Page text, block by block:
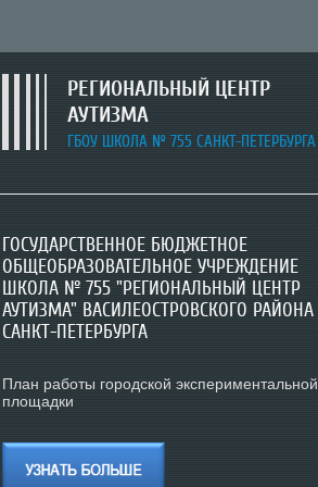
РЕГИОНАЛЬНЫЙ ЦЕНТР
АУТИЗМА
ГБОУ ШКОЛА № 755 САНКТ-ПЕТЕРБУРГА
ГОСУДАРСТВЕННОЕ БЮДЖЕТНОЕ
ОБЩЕОБРАЗОВАТЕЛЬНОЕ УЧРЕЖДЕНИЕ
ШКОЛА № 755 "РЕГИОНАЛЬНЫЙ ЦЕНТР
АУТИЗМА" ВАСИЛЕОСТРОВСКОГО РАЙОНА
САНКТ-ПЕТЕРБУРГА
Зачисление в учреждение
ГОСУДАРСТВЕННОЕ БЮДЖЕТНОЕ
ОБЩЕОБРАЗОВАТЕЛЬНОЕ УЧРЕЖДЕНИЕ
ШКОЛА № 755 "РЕГИОНАЛЬНЫЙ ЦЕНТР
АУТИЗМА" ВАСИЛЕОСТРОВСКОГО РАЙОНА
САНКТ-ПЕТЕРБУРГА
План работы городской экспериментальной
площадки
ГОСУДАРСТВЕННОЕ БЮДЖЕТНОЕ
ОБЩЕОБРАЗОВАТЕЛЬНОЕ УЧРЕЖДЕНИЕ
ШКОЛА № 755 "РЕГИОНАЛЬНЫЙ ЦЕНТР
АУТИЗМА" ВАСИЛЕОСТРОВСКОГО РАЙОНА
САНКТ-ПЕТЕРБУРГА